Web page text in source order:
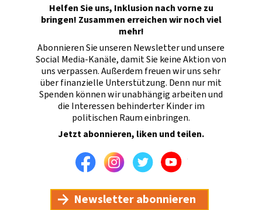
Helfen Sie uns, Inklusion nach vorne zu
bringen! Zusammen erreichen wir noch viel
mehr!
Abonnieren Sie unseren Newsletter und unsere
Social Media-Kanäle, damit Sie keine Aktion von
uns verpassen. Außerdem freuen wir uns sehr
über finanzielle Unterstützung. Denn nur mit
Spenden können wir unabhängig arbeiten und
die Interessen behinderter Kinder im
politischen Raum einbringen.
Jetzt abonnieren, liken und teilen.
FacebookInstagramTwitterYoutube
Newsletter abonnieren